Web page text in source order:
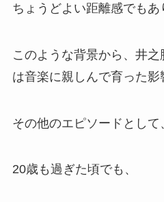
ちょうどよい距離感でもあ
このような背景から、井
は音楽に親しんで育った影
その他のエピソードとして
20歳も過ぎた頃でも、